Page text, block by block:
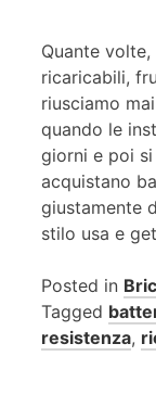
Quante
ricaricabili,
riusciamo
quando le
giorni e poi
acquistano
giustamente
stilo usa e
Posted in
Tagged
resistenza,